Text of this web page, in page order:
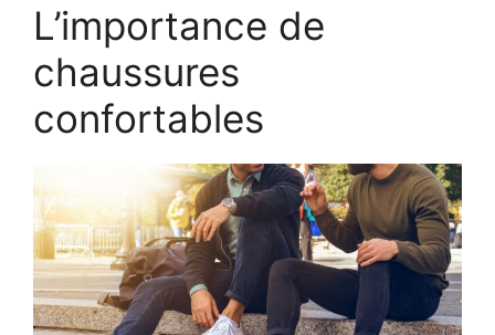
L’importance de
chaussures
confortables